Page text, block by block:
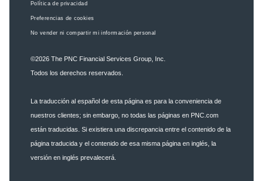
Política de privacidad
Preferencias de cookies
No vender ni compartir mi información personal
©2026 The PNC Financial Services Group, Inc.
Todos los derechos reservados.
La traducción al español de esta página es para la conveniencia de
nuestros clientes; sin embargo, no todas las páginas en PNC.com
están traducidas. Si existiera una discrepancia entre el contenido de la
página traducida y el contenido de esa misma página en inglés, la
versión en inglés prevalecerá.